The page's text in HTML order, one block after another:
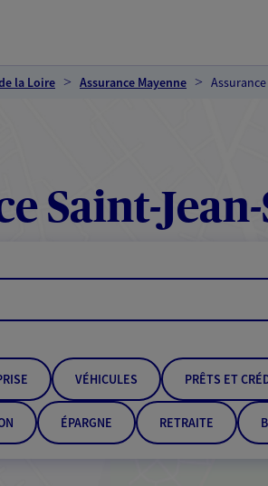
la Loire Assurance Mayenne
Saint-
VÉHICULES PRÊTS ET
ÉPARGNE RETRAITE